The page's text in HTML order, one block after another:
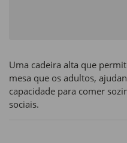
Uma cadeira alta que
mesa que os adultos,
capacidade para comer
sociais.